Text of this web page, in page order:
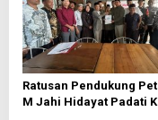
Ratusan Pendukung
M Jahi Hidayat Padati